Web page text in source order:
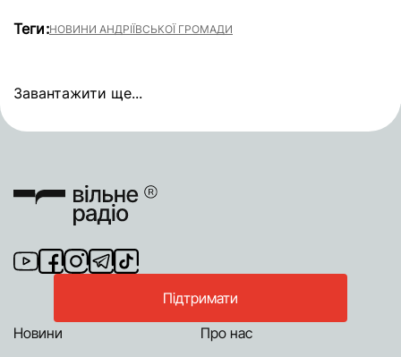
Теги:НОВИНИ АНДРІЇВСЬКОЇ ГРОМАДИ
Завантажити ще...
Підтримати
Новини
Про нас